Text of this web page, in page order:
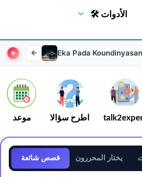
🛠 الأدوات
موعد اطرح سؤالا
قصص شائعة يختار المحررون